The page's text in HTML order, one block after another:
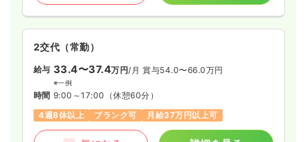
2交代（常勤）
給与 33.4〜37.4万円/月 賞与54.0〜66.0万円
※一例
時間 9:00～17:00 （休憩60分）
4週8休以上
ブランク可 月給37万円以上可